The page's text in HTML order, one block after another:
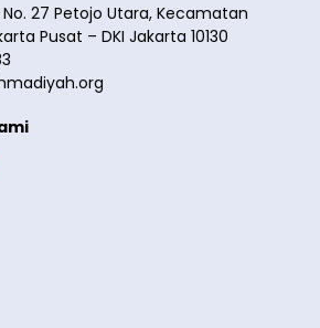
No. 27 Petojo Utara, Kecamatan
Pusat – DKI Jakarta 10130